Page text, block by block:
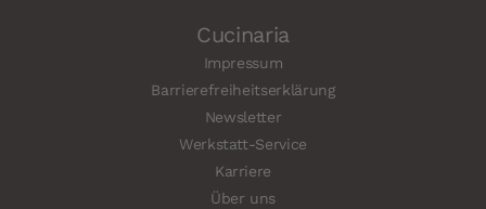
Cucinaria
Impressum
Barrierefreiheitserklärung
Newsletter
Werkstatt-Service
Karriere
Über uns